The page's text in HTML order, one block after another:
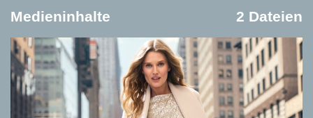
Medieninhalte 2 Dateien